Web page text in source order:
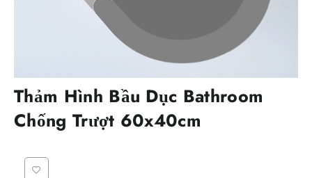
Thảm Hình Bầu Dục Bathroom
Chống Trượt 60x40cm